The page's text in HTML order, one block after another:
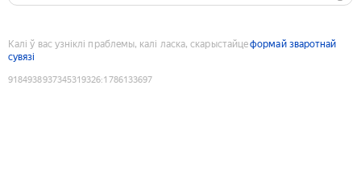
Калі ў вас узніклі праблемы, калі ласка, скарыстайцеформай зваротнай
сувязі
9184938937345319326:1786133697